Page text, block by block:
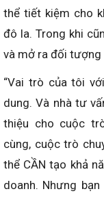
thể tiết kiệm cho
đô la. Trong khi
và mở ra đối tượng
“Vai trò của tôi
dung. Và nhà tư
thiệu cho cuộc
cùng, cuộc trò
thể CẦN tạo khả
doanh. Nhưng